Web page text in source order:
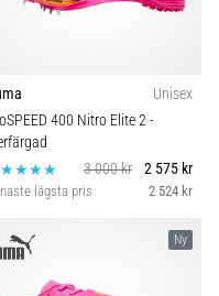
Unisex
400 Nitro Elite 2-
3 000 kr
2 575 kr
lägsta pris 2 524 kr
Ny